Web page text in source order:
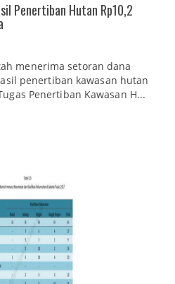
Penertiban Hutan Rp10,2
menerima setoran dana
penertiban kawasan hutan
Penertiban Kawasan H...